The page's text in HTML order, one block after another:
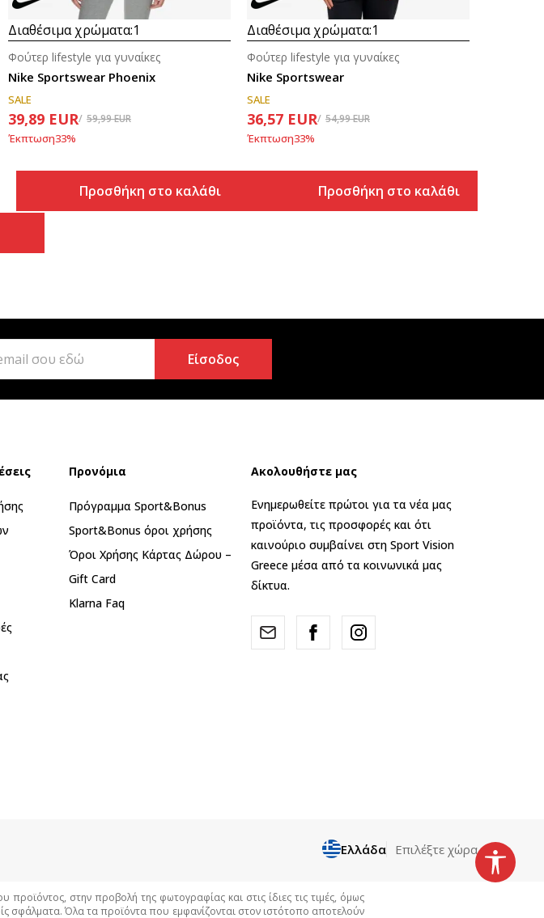
Διαθέσιμα χρώματα:1
Nike Sportswear Phoenix
Φούτερ lifestyle για γυναίκες
SALE
39,89 EUR 59,99EUR
Έκπτωση33%
Προσθήκη στο καλάθι
Διαθέσιμα χρώματα:1
Nike Sportswear
Φούτερ lifestyle για γυναίκες
SALE
36,57 EUR 54,99EUR
Έκπτωση33%
Προσθήκη στο καλάθι
Είσοδος
Προνόμια
Πρόγραμμα Sport&Bonus
Sport&Bonus όροι χρήσης
Όροι Χρήσης Κάρτας Δώρου –
Gift Card
Klarna Faq
Ακολουθήστε μας
Ενημερωθείτε πρώτοι για τα νέα μας
προϊόντα, τις προσφορές και ότι
καινούριο συμβαίνει στη Sport Vision
Greece μέσα από τα κοινωνικά μας
δίκτυα.
Ελλάδα Επιλέξτε χώρα
στην προβολή της φωτογραφίας και στις ίδιες τις τιμές, όμως
σφάλματα. Όλα τα προϊόντα που εμφανίζονται στον ιστότοπο αποτελούν